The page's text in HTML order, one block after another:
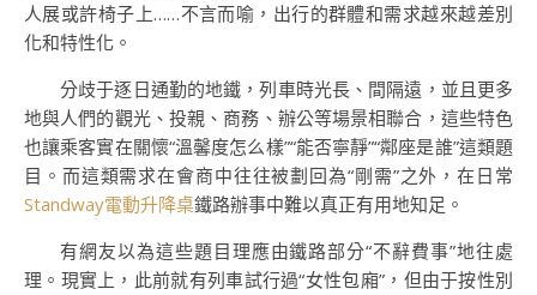
人展或許椅子上……不言而喻，出行的群體和需求越來越差別
化和特性化。
分歧于逐日通勤的地鐵，列車時光長、間隔遠，並且更多
地與人們的觀光、投親、商務、辦公等場景相聯合，這些特色
也讓乘客實在關懷“溫馨度怎么樣”“能否寧靜”“鄰座是誰”這類題
目。而這類需求在會商中往往被劃回為“剛需”之外，在日常
Standway電動升降桌鐵路辦事中難以真正有用地知足。
有網友以為這些題目理應由鐵路部分“不辭費事”地往處
理。現實上，此前就有列車試行過“女性包廂”，但由于按性別